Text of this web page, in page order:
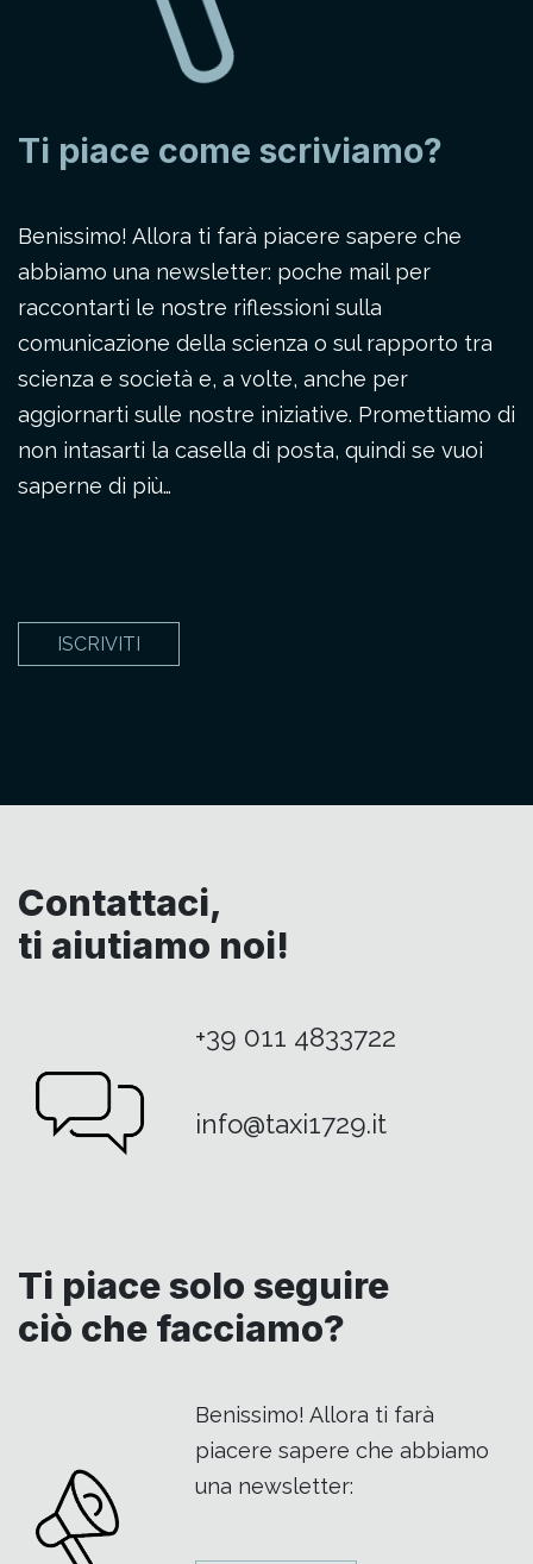
Ti piace come scriviamo?
Benissimo! Allora ti farà piacere sapere che
abbiamo una newsletter: poche mail per
raccontarti le nostre riflessioni sulla
comunicazione della scienza o sul rapporto tra
scienza e società e, a volte, anche per
aggiornarti sulle nostre iniziative. Promettiamo di
non intasarti la casella di posta, quindi se vuoi
saperne di più…
ISCRIVITI
Contattaci,
ti aiutiamo noi!
+39 011 4833722
info@taxi1729.it
Ti piace solo seguire
ciò che facciamo?
Benissimo! Allora ti farà
piacere sapere che abbiamo
una newsletter: